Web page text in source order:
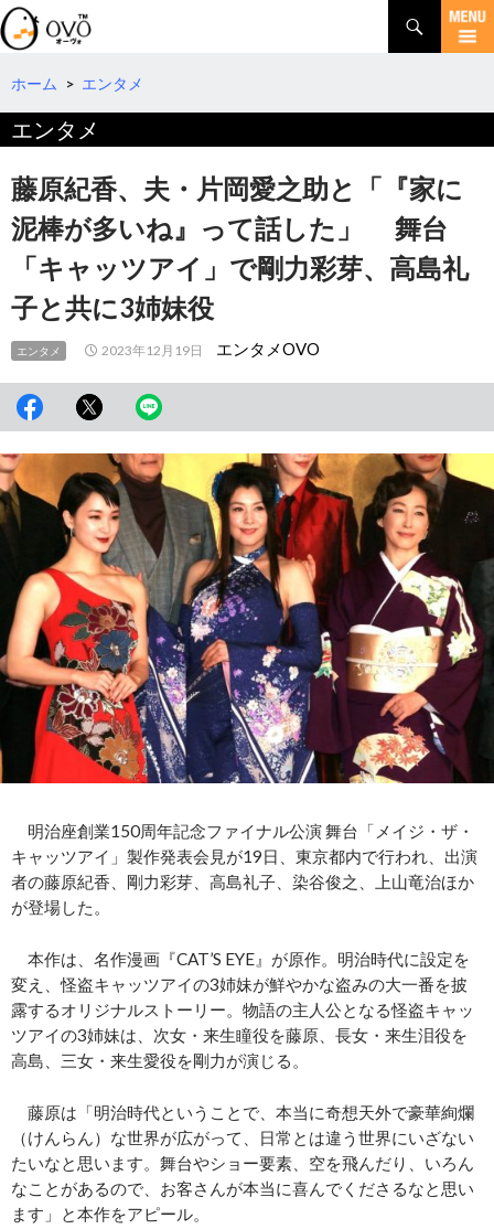
検
索
コ
テ
へ
移
動
ホーム > エンタメ
エンタメ
藤原紀香、夫・片岡愛之助と「『家に
泥棒が多いね』って話した」 舞台
「キャッツアイ」で剛力彩芽、高島礼
子と共に3姉妹役
エンタメ 2023年12月19日 エンタメOVO
明治座創業150周年記念ファイナル公演 舞台「メイジ・ザ・
キャッツアイ」製作発表会見が19日、東京都内で行われ、出演
者の藤原紀香、剛力彩芽、高島礼子、染谷俊之、上山竜治ほか
が登場した。
本作は、名作漫画『CAT’S EYE』が原作。明治時代に設定を
変え、怪盗キャッツアイの3姉妹が鮮やかな盗みの大一番を披
露するオリジナルストーリー。物語の主人公となる怪盗キャッ
ツアイの3姉妹は、次女・来生瞳役を藤原、長女・来生泪役を
高島、三女・来生愛役を剛力が演じる。
藤原は「明治時代ということで、本当に奇想天外で豪華絢爛
（けんらん）な世界が広がって、日常とは違う世界にいざない
たいなと思います。舞台やショー要素、空を飛んだり、いろん
なことがあるので、お客さんが本当に喜んでくださるなと思い
ます」と本作をアピール。